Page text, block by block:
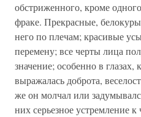
обстриженного, кроме
фраке. Прекрасные,
него по плечам; красивые
перемену; все черты лица
значение; особенно в глазах,
выражалась доброта,
же он молчал или
них серьезное устремление